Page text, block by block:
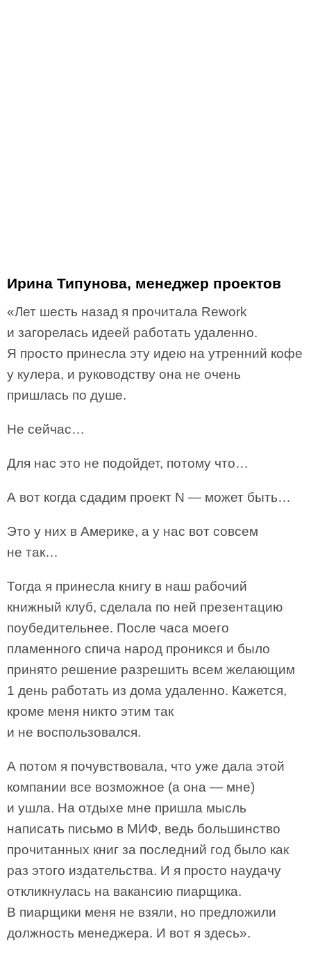
Ирина Типунова, менеджер проектов
«Лет шесть назад я прочитала Rework
и загорелась идеей работать удаленно.
Я просто принесла эту идею на утренний кофе
у кулера, и руководству она не очень
пришлась по душе.
Не сейчас…
Для нас это не подойдет, потому что…
А вот когда сдадим проект N — может быть…
Это у них в Америке, а у нас вот совсем
не так…
Тогда я принесла книгу в наш рабочий
книжный клуб, сделала по ней презентацию
поубедительнее. После часа моего
пламенного спича народ проникся и было
принято решение разрешить всем желающим
1 день работать из дома удаленно. Кажется,
кроме меня никто этим так
и не воспользовался.
А потом я почувствовала, что уже дала этой
компании все возможное (а она — мне)
и ушла. На отдыхе мне пришла мысль
написать письмо в МИФ, ведь большинство
прочитанных книг за последний год было как
раз этого издательства. И я просто наудачу
откликнулась на вакансию пиарщика.
В пиарщики меня не взяли, но предложили
должность менеджера. И вот я здесь».